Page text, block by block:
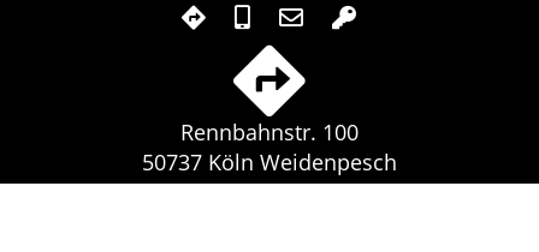
Rennbahnstr. 100
50737 Köln Weidenpesch